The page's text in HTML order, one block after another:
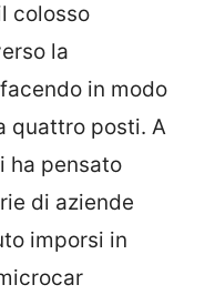
colosso
la
in modo
quattro posti. A
ha pensato
di aziende
imporsi in